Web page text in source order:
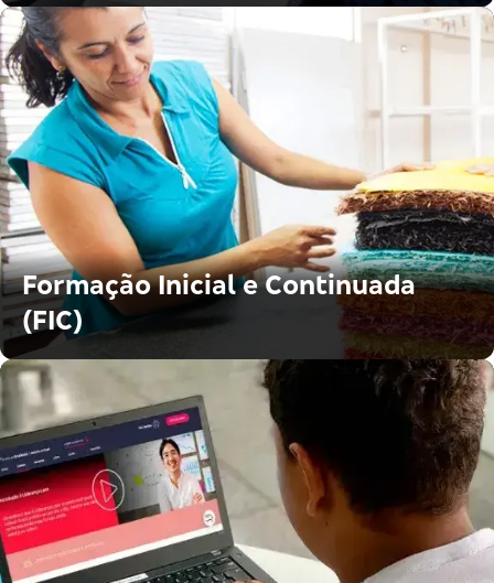
Formação Inicial e Continuada
(FIC)